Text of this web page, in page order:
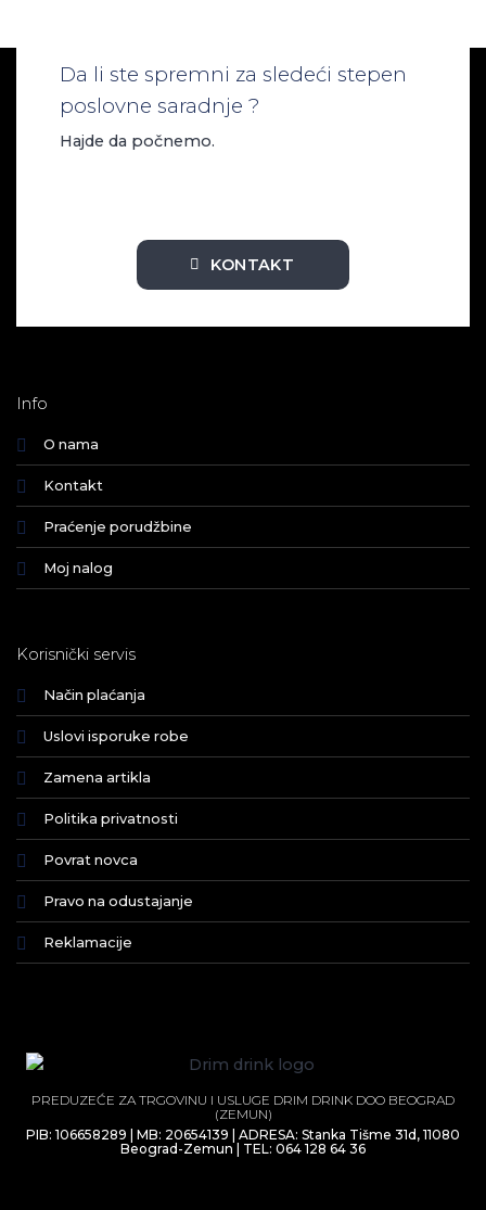
Da li ste spremni za sledeći stepen
poslovne saradnje ?
Hajde da počnemo.
KONTAKT
Info
O nama
Kontakt
Praćenje porudžbine
Moj nalog
Korisnički servis
Način plaćanja
Uslovi isporuke robe
Zamena artikla
Politika privatnosti
Povrat novca
Pravo na odustajanje
Reklamacije
PREDUZEĆE ZA TRGOVINU I USLUGE DRIM DRINK DOO BEOGRAD
(ZEMUN)
PIB: 106658289 | MB: 20654139 | ADRESA: Stanka Tišme 31d, 11080
Beograd-Zemun | TEL: 064 128 64 36